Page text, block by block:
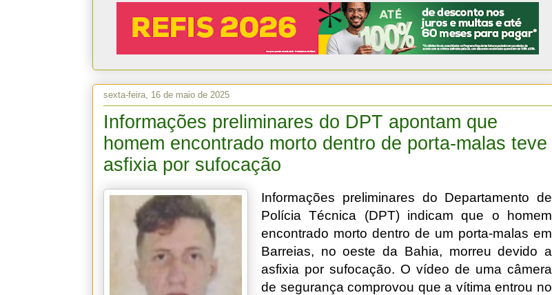
sexta-feira, 16 de maio de 2025
Informações preliminares do DPT apontam que
homem encontrado morto dentro de porta-malas teve
asfixia por sufocação
Informações preliminares do Departamento de
Polícia Técnica (DPT) indicam que o homem
encontrado morto dentro de um porta-malas em
Barreias, no oeste da Bahia, morreu devido a
asfixia por sufocação. O vídeo de uma câmera
de segurança comprovou que a vítima entrou no